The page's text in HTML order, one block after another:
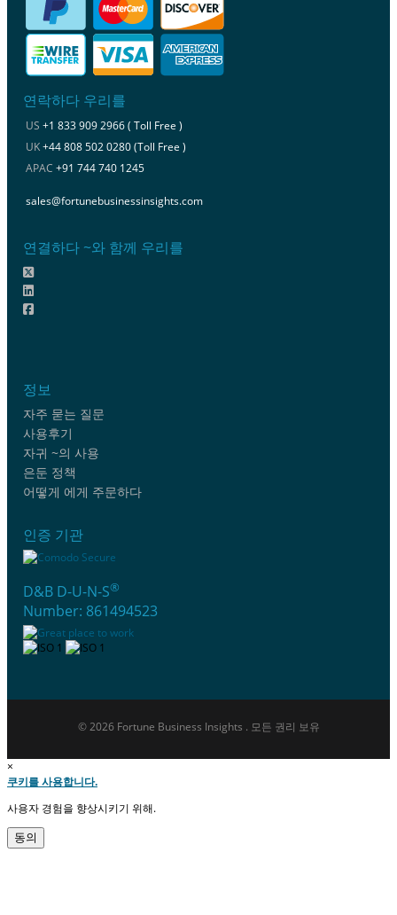
연락하다 우리를
US +1 833 909 2966 ( Toll Free )
UK+44 808 502 0280 (Toll Free )
APAC +91 744 740 1245
sales@fortunebusinessinsights.com
연결하다 ~와 함께 우리를
정보
자주 묻는 질문
사용후기
자귀 ~의 사용
은둔 정책
어떻게 에게 주문하다
인증 기관
D&B D-U-N-S®
Number: 861494523
© 2026 Fortune Business Insights . 모든 권리 보유
×
쿠키를 사용합니다.
사용자 경험을 향상시키기 위해.
동의